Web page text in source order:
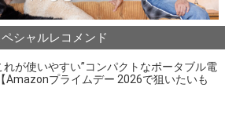
シャルレコメンド
れが使いやすい”コンパクトなポータブル電
Amazonプライムデー 2026で狙いたいも